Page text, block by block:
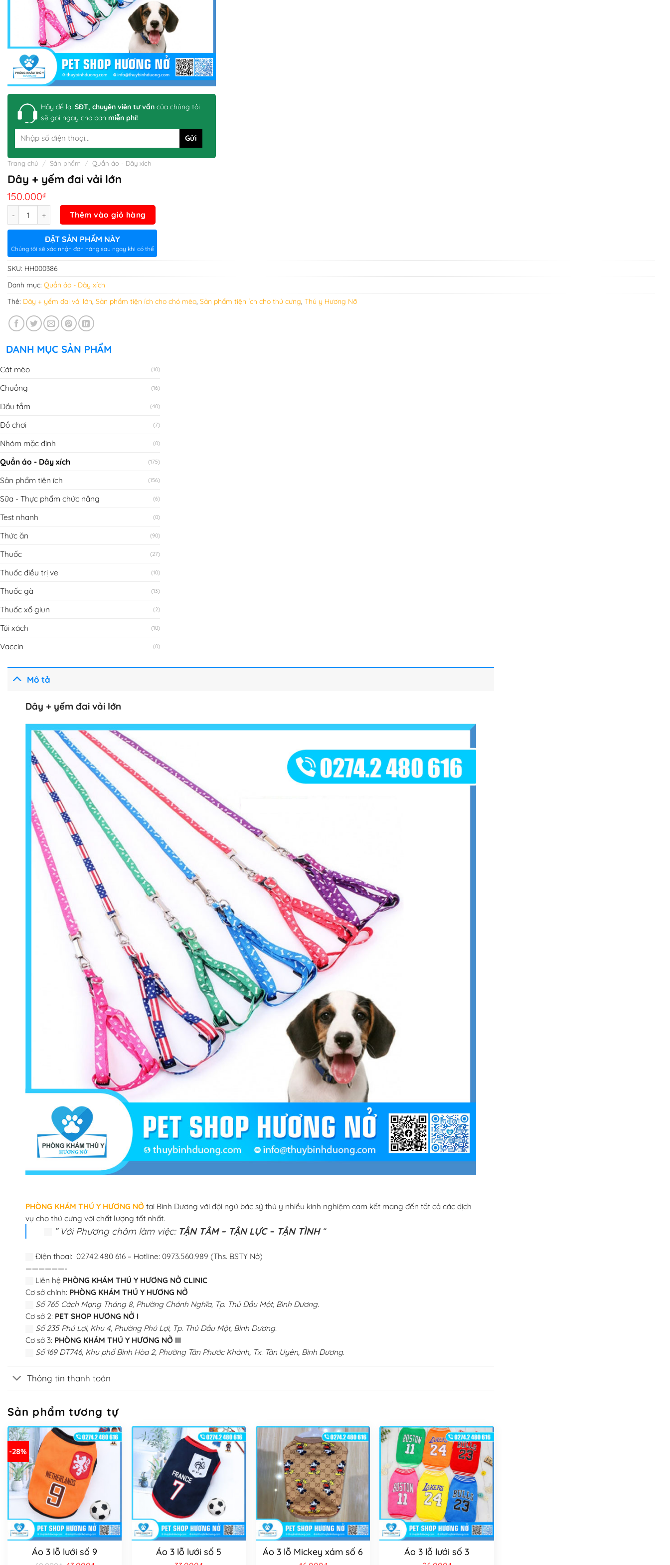
Hãy để lại SĐT, chuyên viên tư vấn của chúng tôi
sẽ gọi ngay cho bạn miễn phí!
Trang chủ / Sản phẩm / Quần áo - Dây xích
Dây + yếm đai vải lớn
150.000₫
Thêm vào giỏ hàng
ĐẶT SẢN PHẨM NÀY
Chúng tôi sẽ xác nhận đơn hàng sau ngay khi có thể
SKU: HH000386
Danh mục: Quần áo - Dây xích
Thẻ: Dây + yếm đai vải lớn, Sản phẩm tiện ích cho chó mèo, Sản phẩm tiện ích cho thú cưng, Thú y Hương Nỡ
DANH MỤC SẢN PHẨM
Cát mèo (10)
Chuồng (16)
Dầu tắm (40)
Đồ chơi (7)
Nhóm mặc định (0)
Quần áo - Dây xích (175)
Sản phẩm tiện ích (156)
Sữa - Thực phẩm chức năng (6)
Test nhanh (0)
Thức ăn (90)
Thuốc (27)
Thuốc điều trị ve (10)
Thuốc gà (13)
Thuốc xổ giun (2)
Túi xách (10)
Vaccin (0)
Mô tả
Dây + yếm đai vải lớn
PHÒNG KHÁM THÚ Y HƯƠNG NỞtại Bình Dương với đội ngũ bác sỹ thú y nhiều kinh nghiệm cam kết mang đến tất cả các dịch
vụ cho thú cưng với chất lượng tốt nhất.
” Với Phương châm làm việc: TẬN TÂM – TẬN LỰC – TẬN TÌNH“
Điện thoại: 02742.480 616 – Hotline: 0973.560.989 (Ths. BSTY Nở)
——————-
Liên hệ PHÒNG KHÁM THÚ Y HƯƠNG NỞ CLINIC
Cơ sở chính: PHÒNG KHÁM THÚ Y HƯƠNG NỞ
Số 765 Cách Mạng Tháng 8, Phường Chánh Nghĩa, Tp. Thủ Dầu Một, Bình Dương.
Cơ sở 2: PET SHOP HƯƠNG NỞ I
Số 235 Phú Lợi, Khu 4, Phường Phú Lợi, Tp. Thủ Dầu Một, Bình Dương.
Cơ sở 3: PHÒNG KHÁM THÚ Y HƯƠNG NỞ III
Số 169 DT746, Khu phố Bình Hòa 2, Phường Tân Phước Khánh, Tx. Tân Uyên, Bình Dương.
Thông tin thanh toán
Sản phẩm tương tự
-28%
Áo 3 lỗ lưới số 9 Áo 3 lỗ lưới số 5 Áo 3 lỗ Mickey xám số 6 Áo 3 lỗ lưới số 3